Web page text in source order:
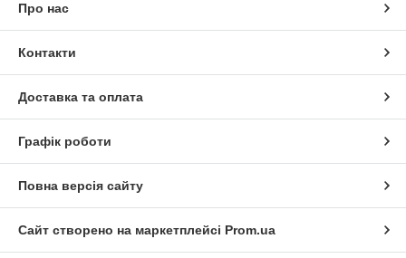
Про нас
Контакти
Доставка та оплата
Графік роботи
Повна версія сайту
Сайт створено на маркетплейсі Prom.ua